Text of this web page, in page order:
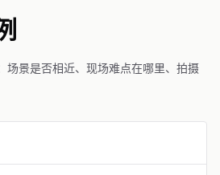
场景是否相近、现场难点在哪里、拍摄